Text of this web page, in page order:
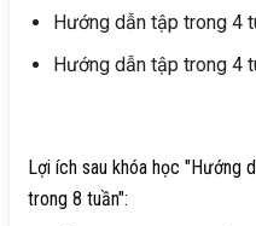
Hướng dẫn tập trong 4
Hướng dẫn tập trong 4
Lợi ích sau khóa học "Hướng
trong 8 tuần":